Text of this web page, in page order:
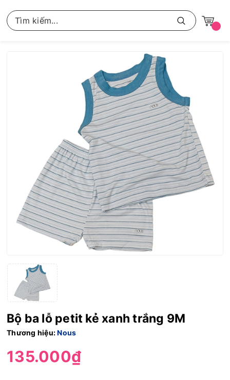
Bộ ba lỗ petit kẻ xanh trắng 9M
Thương hiệu:Nous
135.000₫